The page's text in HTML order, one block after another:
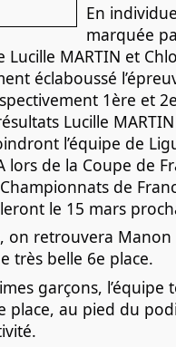
En
marquée
MARTIN et
éclaboussé
1ère et
Lucille
l’équipe de
lors de la Coupe de
de
le 15 mars
on retrouvera Manon
très belle 6e place.
garçons, l’équipe
place, au pied du